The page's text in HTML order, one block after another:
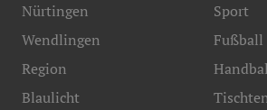
Nürtingen
Wendlingen
Region
Blaulicht
Sport
Fußball